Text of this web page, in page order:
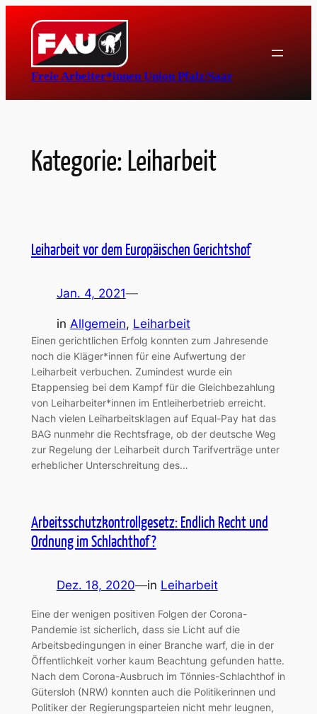
Inhalt
springen
Freie Arbeiter*innen Union Pfalz/Saar
Kategorie:Leiharbeit
Leiharbeit vor dem Europäischen Gerichtshof
Jan. 4, 2021—
in Allgemein, Leiharbeit
Einen gerichtlichen Erfolg konnten zum Jahresende
noch die Kläger*innen für eine Aufwertung der
Leiharbeit verbuchen. Zumindest wurde ein
Etappensieg bei dem Kampf für die Gleichbezahlung
von Leiharbeiter*innen im Entleiherbetrieb erreicht.
Nach vielen Leiharbeitsklagen auf Equal-Pay hat das
BAG nunmehr die Rechtsfrage, ob der deutsche Weg
zur Regelung der Leiharbeit durch Tarifverträge unter
erheblicher Unterschreitung des…
Arbeitsschutzkontrollgesetz: Endlich Recht und
Ordnung im Schlachthof?
Dez. 18, 2020—in Leiharbeit
Eine der wenigen positiven Folgen der Corona-
Pandemie ist sicherlich, dass sie Licht auf die
Arbeitsbedingungen in einer Branche warf, die in der
Öffentlichkeit vorher kaum Beachtung gefunden hatte.
Nach dem Corona-Ausbruch im Tönnies-Schlachthof in
Gütersloh (NRW) konnten auch die Politikerinnen und
Politiker der Regierungsparteien nicht mehr leugnen,